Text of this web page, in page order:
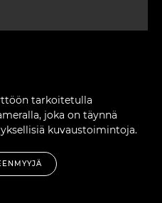
tarkoitetulla
joka on täynnä
kuvaustoimintoja.